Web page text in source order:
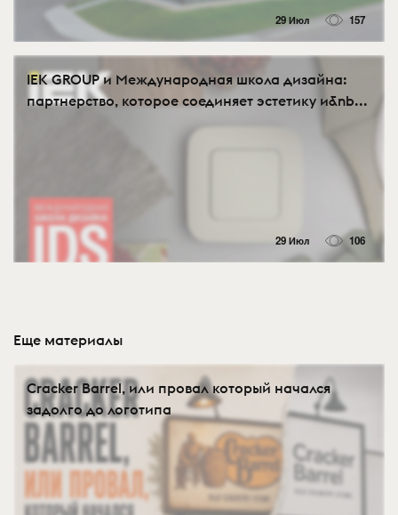
29 Июл 157
IEK GROUP и Международная школа дизайна:
партнерство, которое соединяет эстетику и&nb...
29 Июл 106
Еще материалы
Cracker Barrel, или провал который начался
задолго до логотипа